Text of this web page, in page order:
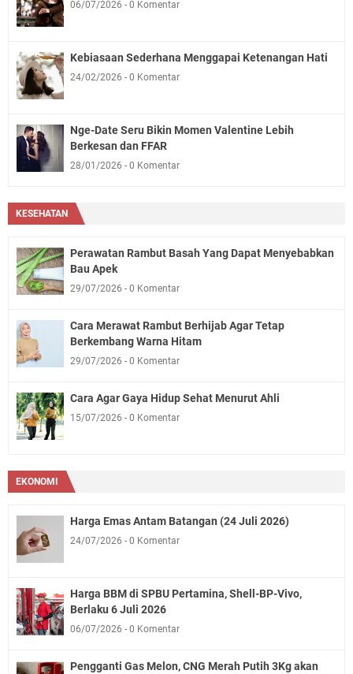
06/07/2026 0 Komentar
Kebiasaan Sederhana Menggapai Ketenangan Hati
24/02/2026 0 Komentar
Nge-Date Seru Bikin Momen Valentine Lebih
Berkesan dan FFAR
28/01/2026 0 Komentar
KESEHATAN
Perawatan Rambut Basah Yang Dapat Menyebabkan
Bau Apek
29/07/2026 0 Komentar
Cara Merawat Rambut Berhijab Agar Tetap
Berkembang Warna Hitam
29/07/2026 0 Komentar
Cara Agar Gaya Hidup Sehat Menurut Ahli
15/07/2026 0 Komentar
EKONOMI
Harga Emas Antam Batangan (24 Juli 2026)
24/07/2026 0 Komentar
Harga BBM di SPBU Pertamina, Shell-BP-Vivo,
Berlaku 6 Juli 2026
06/07/2026 0 Komentar
Pengganti Gas Melon, CNG Merah Putih 3Kg akan